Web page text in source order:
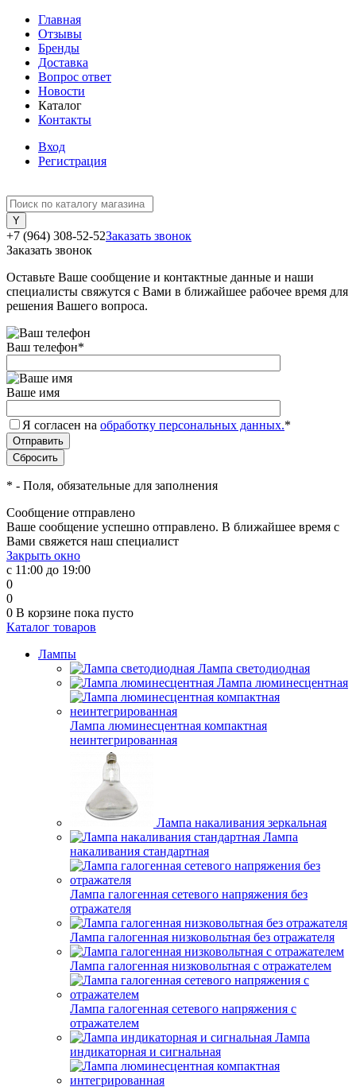
Главная
Отзывы
Бренды
Доставка
Вопрос ответ
Новости
Каталог
Контакты
Вход
Регистрация
+7 (964) 308-52-52Заказать звонок
Заказать звонок
Оставьте Ваше сообщение и контактные данные и наши
специалисты свяжутся с Вами в ближайшее рабочее время для
решения Вашего вопроса.
Ваш телефон*
Ваше имя
Я согласен на обработку персональных данных.*
* - Поля, обязательные для заполнения
Сообщение отправлено
Ваше сообщение успешно отправлено. В ближайшее время с
Вами свяжется наш специалист
Закрыть окно
с 11:00 до 19:00
0
0
0 В корзине пока пусто
Каталог товаров
Лампы
Лампа светодиодная
Лампа люминесцентная
Лампа люминесцентная компактная
неинтегрированная
Лампа накаливания зеркальная
Лампа
накаливания стандартная
Лампа галогенная сетевого напряжения без
отражателя
Лампа галогенная низковольтная без отражателя
Лампа галогенная низковольтная с отражателем
Лампа галогенная сетевого напряжения с
отражателем
Лампа
индикаторная и сигнальная